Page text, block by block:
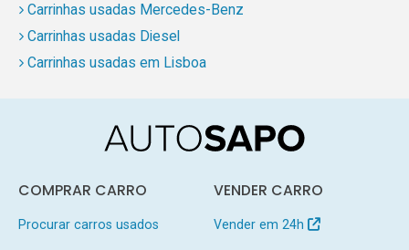
Carrinhas usadas Mercedes-Benz
Carrinhas usadas Diesel
Carrinhas usadas em Lisboa
COMPRAR CARRO
Procurar carros usados
VENDER CARRO
Vender em 24h